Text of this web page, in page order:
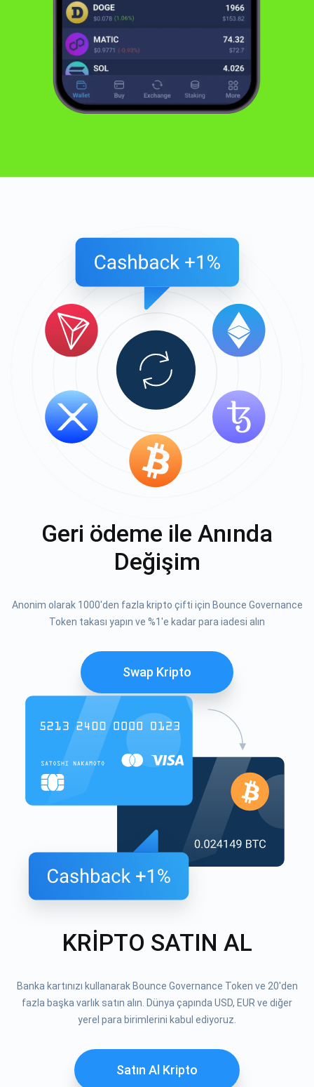
Geri ödeme ile Anında
Değişim
Anonim olarak 1000'den fazla kripto çifti için Bounce Governance
Token takası yapın ve %1'e kadar para iadesi alın
Swap Kripto
KRİPTO SATIN AL
Banka kartınızı kullanarak Bounce Governance Token ve 20'den
fazla başka varlık satın alın. Dünya çapında USD, EUR ve diğer
yerel para birimlerini kabul ediyoruz.
Satın Al Kripto